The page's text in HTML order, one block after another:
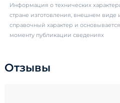
Информация о технических
стране изготовления, внешнем виде
справочный характер и
моменту публикации сведениях
Отзывы